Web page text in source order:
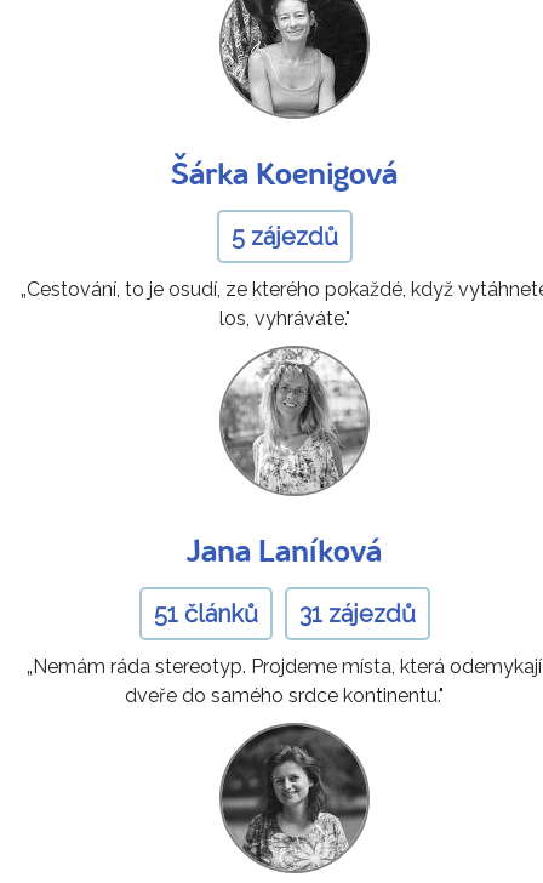
Šárka Koenigová
5 zájezdů
„Cestování, to je osudí, ze kterého pokaždé, když
los, vyhráváte."
Jana Laníková
51 článků 31 zájezdů
„Nemám ráda stereotyp. Projdeme místa, která odemykají
dveře do samého srdce kontinentu."